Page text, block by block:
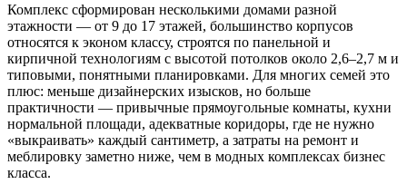
Комплекс сформирован несколькими домами разной
этажности — от 9 до 17 этажей, большинство корпусов
относятся к эконом классу, строятся по панельной и
кирпичной технологиям с высотой потолков около 2,6–2,7 м и
типовыми, понятными планировками. Для многих семей это
плюс: меньше дизайнерских изысков, но больше
практичности — привычные прямоугольные комнаты, кухни
нормальной площади, адекватные коридоры, где не нужно
«выкраивать» каждый сантиметр, а затраты на ремонт и
меблировку заметно ниже, чем в модных комплексах бизнес
класса.